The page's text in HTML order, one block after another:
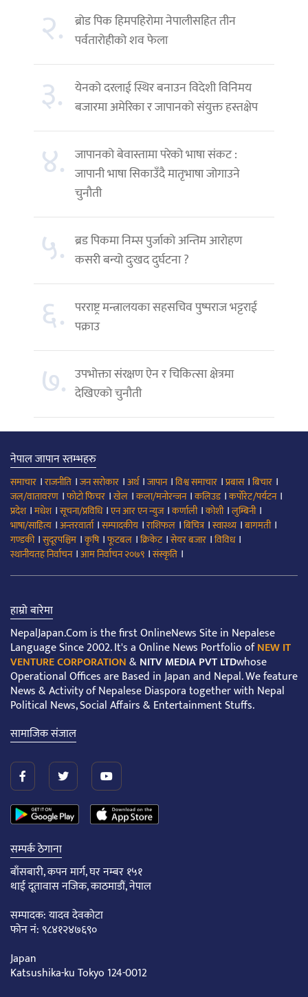
२. ब्रोड पिक हिमपहिरोमा नेपालीसहित तीन
पर्वतारोहीको शव फेला
३.
येनको दरलाई स्थिर बनाउन विदेशी विनिमय
बजारमा अमेरिका र जापानको संयुक्त हस्तक्षेप
४. जापानको बेवास्तामा परेको भाषा संकट :
जापानी भाषा सिकाउँदै मातृभाषा जोगाउने
चुनौती
५. ब्रड पिकमा निम्स पुर्जाको अन्तिम आरोहण
कसरी बन्यो दुःखद दुर्घटना ?
६. परराष्ट्र मन्त्रालयका सहसचिव पुष्पराज भट्टराई
पक्राउ
७. उपभोक्ता संरक्षण ऐन र चिकित्सा क्षेत्रमा
देखिएको चुनौती
नेपाल जापान स्तम्भहरु
समाचार ।राजनीति ।जन सरोकार ।अर्थ।जापान।विश्व समाचार ।प्रबास।बिचार ।
जल/वातावरण ।फोटो फिचर ।खेल ।कला/मनोरन्जन।कलिउड।कर्पोरेट/पर्यटन।
प्रदेश।मधेश।सूचना/प्रविधि।एन आर एन न्युज।कर्णाली।कोशी।लुम्बिनी।
भाषा/साहित्य ।अन्तरवार्ता।सम्पादकीय ।राशिफल ।बिचित्र।स्वास्थ्य ।बागमती।
गण्डकी।सुदूरपश्चिम ।कृषि।फूटबल ।क्रिकेट।सेयर बजार ।विविध।
स्थानीयतह निर्वाचन।आम निर्वाचन २०७९ ।संस्कृति ।
हाम्रो बारेमा
NepalJapan.Com is the first OnlineNews Site in Nepalese
Language Since 2002. It's a Online News Portfolio ofNEW IT
VENTURE CORPORATION&NITV MEDIA PVT LTDwhose
Operational Offices are Based in Japan and Nepal. We feature
News & Activity of Nepalese Diaspora together with Nepal
Political News, Social Affairs & Entertainment Stuffs.
सामाजिक संजाल
सम्पर्क ठेगाना
बाँसबारी, कपन मार्ग, घर नम्बर १५१
थाई दूतावास नजिक, काठमाडौं, नेपाल
सम्पादक: यादव देवकोटा
फोन नं: ९८४१२४७६९०
Japan
Katsushika-ku Tokyo 124-0012